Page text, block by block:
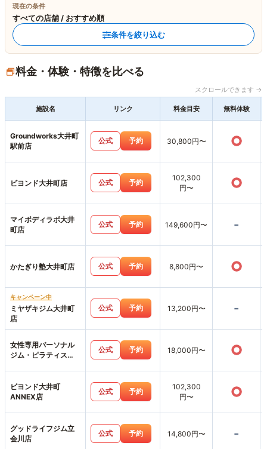
現在の条件
すべての店舗 / おすすめ順
条件を絞り込む
料金・体験・特徴を比べる
スクロールできます →
施設名 リンク 料金目安 無料体験
Groundworks大井町
駅前店
公式 予約 30,800円〜 ○
ビヨンド大井町店 公式 予約
102,300
円〜
○
マイボディラボ大井
町店
公式 予約 149,600円〜 -
かたぎり塾大井町店 公式 予約 8,800円〜 ○
キャンペーン中
ミヤザキジム大井町
店
公式 予約 13,200円〜 -
女性専用パーソナル
ジム・ピラティス
公式 予約 18,000円〜 ○
ビヨンド大井町
ANNEX店
公式 予約
102,300
円〜
○
グッドライフジム立
会川店
公式 予約 14,800円〜 -